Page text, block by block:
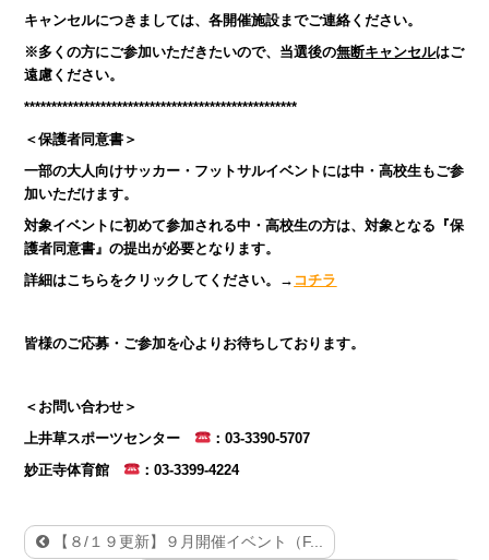
キャンセルにつきましては、各開催施設までご連絡ください。
※多くの方にご参加いただきたいので、当選後の無断キャンセルはご
遠慮ください。
**************************************************
＜保護者同意書＞
一部の大人向けサッカー・フットサルイベントには中・高校生もご参
加いただけます。
対象イベントに初めて参加される中・高校生の方は、対象となる『保
護者同意書』の提出が必要となります。
詳細はこちらをクリックしてください。→ コチラ
皆様のご応募・ご参加を心よりお待ちしております。
＜お問い合わせ＞
上井草スポーツセンター
：03-3390-5707
妙正寺体育館
：03-3399-4224
【８/１９更新】９月開催イベント（F...